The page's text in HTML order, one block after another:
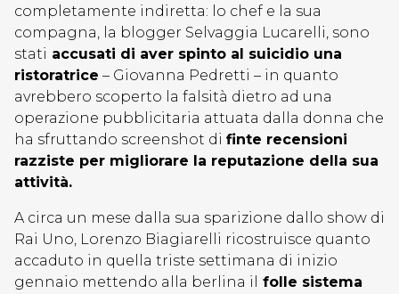
completamente indiretta: lo chef e la sua
compagna, la blogger Selvaggia Lucarelli, sono
stati accusati di aver spinto al suicidio una
ristoratrice – Giovanna Pedretti – in quanto
avrebbero scoperto la falsità dietro ad una
operazione pubblicitaria attuata dalla donna che
ha sfruttando screenshot di finte recensioni
razziste per migliorare la reputazione della sua
attività.
A circa un mese dalla sua sparizione dallo show di
Rai Uno, Lorenzo Biagiarelli ricostruisce quanto
accaduto in quella triste settimana di inizio
gennaio mettendo alla berlina il
folle sistema